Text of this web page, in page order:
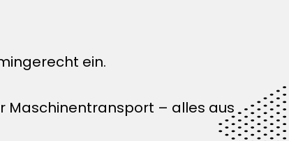
ein.
Maschinentransport – alles aus